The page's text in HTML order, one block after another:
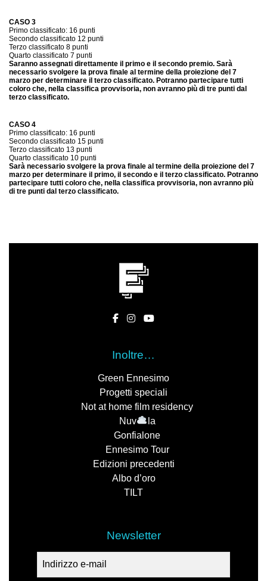
CASO 3
Primo classificato: 16 punti
Secondo classificato 12 punti
Terzo classificato 8 punti
Quarto classificato 7 punti
Saranno assegnati direttamente il primo e il secondo premio. Sarà
necessario svolgere la prova finale al termine della proiezione del 7
marzo per determinare il terzo classificato. Potranno partecipare tutti
coloro che, nella classifica provvisoria, non avranno più di tre punti dal
terzo classificato.
CASO 4
Primo classificato: 16 punti
Secondo classificato 15 punti
Terzo classificato 13 punti
Quarto classificato 10 punti
Sarà necessario svolgere la prova finale al termine della proiezione del 7
marzo per determinare il primo, il secondo e il terzo classificato. Potranno
partecipare tutti coloro che, nella classifica provvisoria, non avranno più
di tre punti dal terzo classificato.
Inoltre…
Green Ennesimo
Progetti speciali
Not at home film residency
Nuv
la
Gonfialone
Ennesimo Tour
Edizioni precedenti
Albo d’oro
TILT
Newsletter